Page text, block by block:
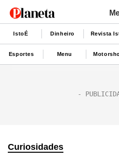
IstoÉ Dinheiro Revista
Esportes Menu
Curiosidades